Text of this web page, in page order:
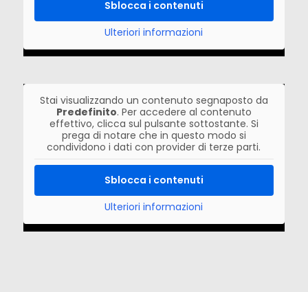
Sblocca i contenuti
Ulteriori informazioni
Stai visualizzando un contenuto segnaposto da
Predefinito. Per accedere al contenuto
effettivo, clicca sul pulsante sottostante. Si
prega di notare che in questo modo si
condividono i dati con provider di terze parti.
Sblocca i contenuti
Ulteriori informazioni